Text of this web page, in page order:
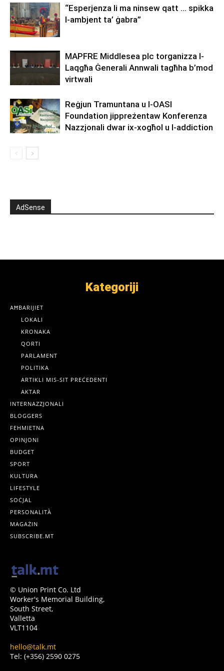
“Esperjenza li ma ninsew qatt … spikka
l-ambjent ta’ ġabra”
MAPFRE Middlesea plc torganizza l-
Laqgħa Ġenerali Annwali tagħha b’mod
virtwali
Reġjun Tramuntana u l-OASI
Foundation jippreżentaw Konferenza
Nazzjonali dwar ix-xogħol u l-addiction
AdSense
Kategoriji
AĦBARIJIET
LOKALI
KRONAKA
QORTI
PARLAMENT
POLITIKA
ARTIKLI MIS-SIT PREĊEDENTI
AKTAR
INTERNAZZJONALI
BLOGGERS
FEHMIETNA
OPINJONI
BUDGET
SPORT
KULTURA
LIFESTYLE
SOĊJAL
PERSONALITÀ
MAGAŻIN
SUBSCRIBE.MT
© Union Print Co. Ltd
Worker's Memorial Building,
South Street,
Valletta
VLT1104
hello@talk.mt
Tel: (+356) 2590 0275